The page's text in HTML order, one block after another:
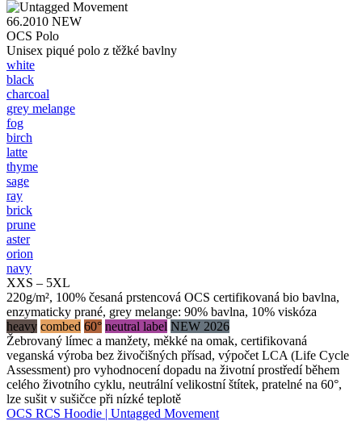
66.2010 NEW
OCS Polo
Unisex piqué polo z těžké bavlny
white
black
charcoal
grey melange
fog
birch
latte
thyme
sage
ray
brick
prune
aster
orion
navy
XXS – 5XL
220g/m², 100% česaná prstencová OCS certifikovaná bio bavlna,
enzymaticky prané, grey melange: 90% bavlna, 10% viskóza
heavy combed 60° neutral label NEW 2026
Žebrovaný límec a manžety, měkké na omak, certifikovaná
veganská výroba bez živočišných přísad, výpočet LCA (Life Cycle
Assessment) pro vyhodnocení dopadu na životní prostředí během
celého životního cyklu, neutrální velikostní štítek, pratelné na 60°,
lze sušit v sušičce při nízké teplotě
OCS RCS Hoodie | Untagged Movement